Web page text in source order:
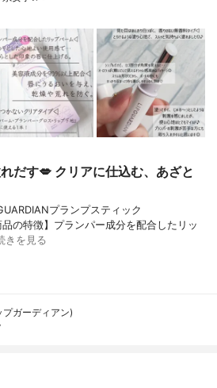
だす💋 クリアに仕込む、あざと
プランプスティック
特徴】プランパー成分を配合したリッ
きを見る
ガーディアン)